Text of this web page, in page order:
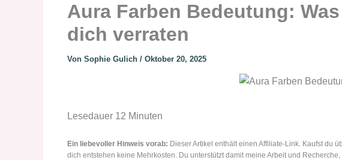
Aura Farben Bedeutung:
dich verraten
Von Sophie Gulich / Oktober 20, 2025
Lesedauer 12 Minuten
Ein liebevoller Hinweis vorab: Dieser Artikel enthält einen Affiliate-Link. Kaufst du
dich entstehen keine Mehrkosten. Du unterstützt damit meine Arbeit und